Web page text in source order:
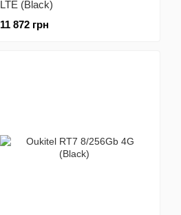
LTE (Black)
11 872 грн